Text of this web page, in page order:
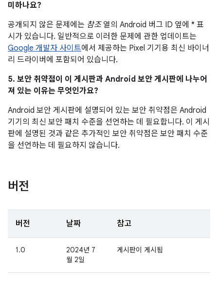
미하나요?
공개되지 않은 문제에는 참조열의 Android 버그 ID 옆에 * 표
시가 있습니다. 일반적으로 이러한 문제에 관한 업데이트는
Google 개발자 사이트에서 제공하는 Pixel 기기용 최신 바이너
리 드라이버에 포함되어 있습니다.
5. 보안 취약점이 이 게시판과 Android 보안 게시판에 나누어
져 있는 이유는 무엇인가요?
Android 보안 게시판에 설명되어 있는 보안 취약점은 Android
기기의 최신 보안 패치 수준을 선언하는 데 필요합니다. 이 게시
판에 설명된 것과 같은 추가적인 보안 취약점은 보안 패치 수준
을 선언하는 데 필요하지 않습니다.
버전
버전 날짜 참고
1.0
2024년 7
월 2일
게시판이 게시됨